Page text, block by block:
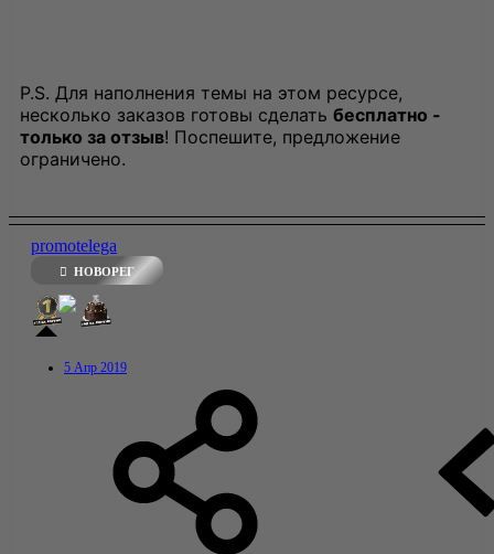
P.S. Для наполнения темы на этом ресурсе,
несколько заказов готовы сделать бесплатно -
только за отзыв! Поспешите, предложение
ограничено.
promotelega
НОВОРЕГ
5 Апр 2019